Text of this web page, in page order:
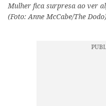
Mulher fica surpresa ao ver
(Foto: Anne McCabe/The